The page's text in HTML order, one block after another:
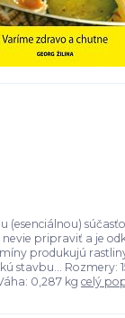
(esenciálnou)
nevie pripraviť a je
produkujú
stavbu... Rozmery:
0,287 kg celý